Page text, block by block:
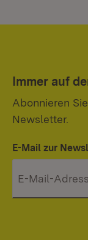
Immer auf
Abonnieren
Newsletter.
E-Mail zur